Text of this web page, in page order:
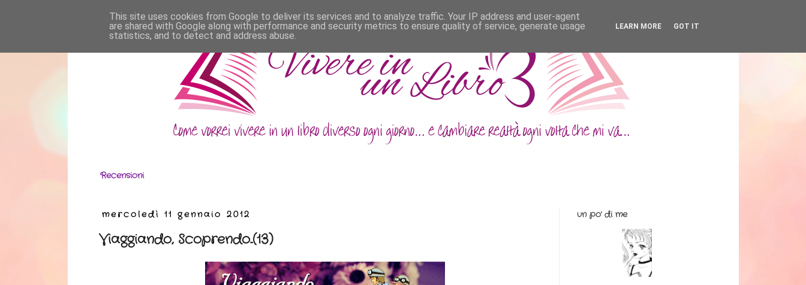
Recensioni
mercoledì 11 gennaio 2012
Viaggiando, Scoprendo..(13)
un po' di me
This site uses cookies from Google to deliver its services and to analyze traffic. Your IP address and user-agent
are shared with Google along with performance and security metrics to ensure quality of service, generate usage
statistics, and to detect and address abuse.
LEARN MORE GOT IT